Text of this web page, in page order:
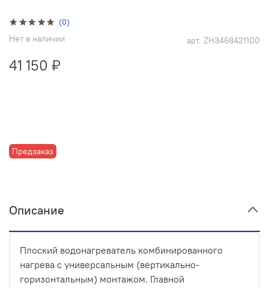
(0)
арт. ZH3468421100
Нет в наличии
Предзаказ
41 150 ₽
Описание
Плоский водонагреватель комбинированного
нагрева с универсальным (вертикально-
горизонтальным) монтажом. Главной